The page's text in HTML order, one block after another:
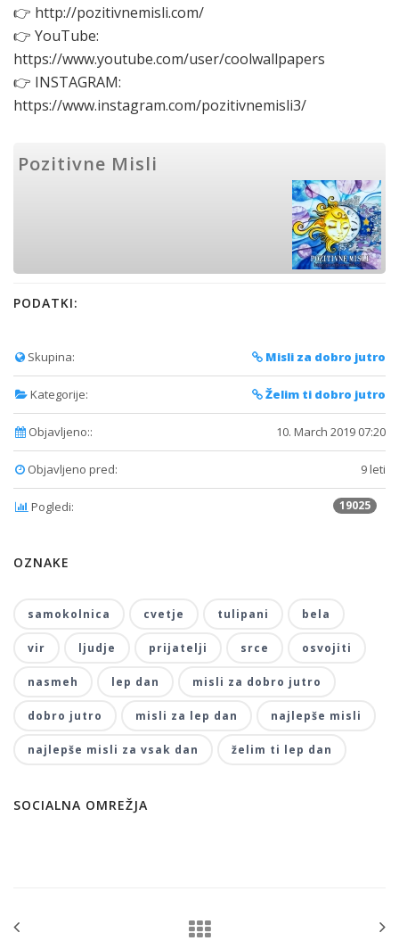
👉 http://pozitivnemisli.com/
👉 YouTube:
https://www.youtube.com/user/coolwallpapers
👉 INSTAGRAM:
https://www.instagram.com/pozitivnemisli3/
Pozitivne Misli
PODATKI:
Skupina: Misli za dobro jutro
Kategorije: Želim ti dobro jutro
Objavljeno:: 10. March 2019 07:20
Objavljeno pred: 9 leti
Pogledi: 19025
OZNAKE
samokolnica cvetje tulipani bela
vir ljudje prijatelji srce osvojiti
nasmeh lep dan misli za dobro jutro
dobro jutro misli za lep dan najlepše misli
najlepše misli za vsak dan želim ti lep dan
SOCIALNA OMREŽJA